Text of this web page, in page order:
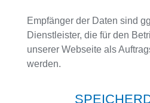
Empfänger der Daten sind
Dienstleister, die für den
unserer Webseite als
werden.